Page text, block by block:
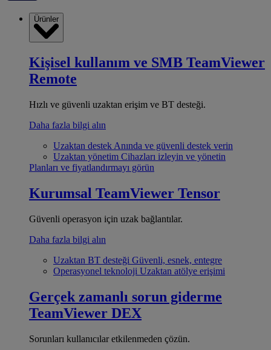
Ürünler
Kişisel kullanım ve SMB TeamViewer
Remote
Hızlı ve güvenli uzaktan erişim ve BT desteği.
Daha fazla bilgi alın
Uzaktan destek Anında ve güvenli destek verin
Uzaktan yönetim Cihazları izleyin ve yönetin
Planları ve fiyatlandırmayı görün
Kurumsal TeamViewer Tensor
Güvenli operasyon için uzak bağlantılar.
Daha fazla bilgi alın
Uzaktan BT desteği Güvenli, esnek, entegre
Operasyonel teknoloji Uzaktan atölye erişimi
Gerçek zamanlı sorun giderme
TeamViewer DEX
Sorunları kullanıcılar etkilenmeden çözün.